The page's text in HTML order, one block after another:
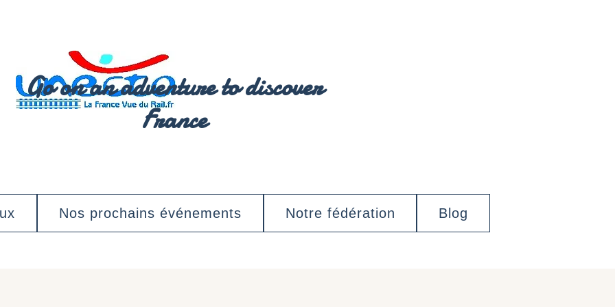
Go on an adventure to discover
France
Nos prochains événements Notre fédération Blog